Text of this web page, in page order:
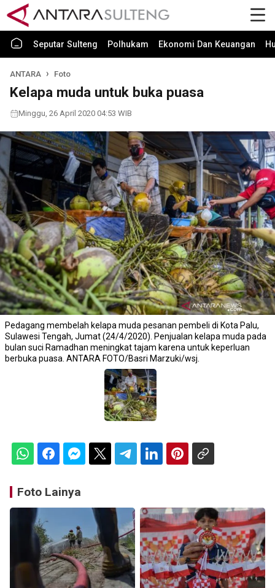
Seputar Sulteng Polhukam Ekonomi Dan Keuangan
ANTARA Foto
Kelapa muda untuk buka puasa
Minggu, 26 April 2020 04:53 WIB
Pedagang membelah kelapa muda pesanan pembeli di Kota Palu,
Sulawesi Tengah, Jumat (24/4/2020). Penjualan kelapa muda pada
bulan suci Ramadhan meningkat tajam karena untuk keperluan
berbuka puasa. ANTARA FOTO/Basri Marzuki/wsj.
Foto Lainya